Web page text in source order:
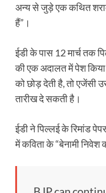
अन्य से जुड़े एक कथित शराब
हैं”।
ईडी के पास 12 मार्च तक
की एक अदालत में पेश किया
को छोड़ देती है, तो एजेंसी
तारीख दे सकती है।
ईडी ने पिल्लई के रिमांड
में कविता के “बेनामी निवेश